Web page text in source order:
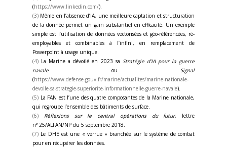
(https://www.linkedin.com/).
(3) Même en l’absence d’IA, une meilleure captation et structuration
de la donnée permet un gain substantiel en efficacité. Un exemple
simple est l’utilisation de données vectorisées et géo-référencées, ré-
employables et combinables à l’infini, en remplacement de
Powerpoint à usage unique.
(4) La Marine a dévoilé en 2023 sa Stratégie d’IA pour la guerre
navale ou Signal
(https://www.defense.gouv.fr/marine/actualites/marine-nationale-
devoile-sa-strategie-superiorite-informationnelle-guerre-navale).
(5) La FAN est l’une des quatre composantes de la Marine nationale,
qui regroupe l’ensemble des bâtiments de surface.
(6)
Réflexions sur le central opérations du futur, lettre
n° 25/ALFAN/NP du 5 septembre 2018.
(7) Le DHE est une « verrue » branchée sur le système de combat
pour en récupérer les données.